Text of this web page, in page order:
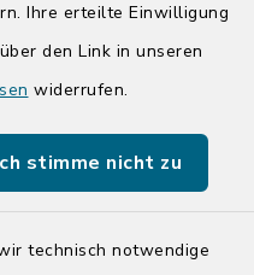
Ihre erteilte Einwilligung
den Link in unseren
widerrufen.
stimme nicht zu
technisch notwendige
Segeberg